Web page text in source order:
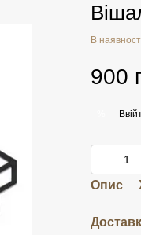
В
900
Опис